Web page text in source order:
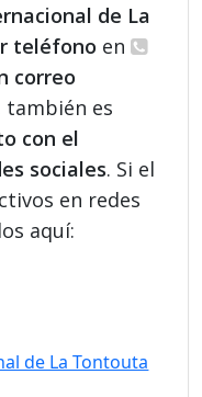
de La
teléfono en
correo
también es
con el
sociales. Si el
en redes
aquí:
de La Tontouta